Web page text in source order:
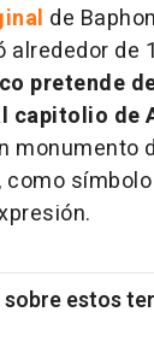
de
alrededor de
pretende
capitolio de
monumento
estos